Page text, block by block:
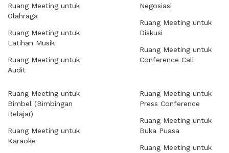
Ruang Meeting untuk
Olahraga
Ruang Meeting untuk
Latihan Musik
Ruang Meeting untuk
Audit
Negosiasi
Ruang Meeting untuk
Diskusi
Ruang Meeting untuk
Conference Call
Ruang Meeting untuk
Bimbel (Bimbingan
Belajar)
Ruang Meeting untuk
Karaoke
Ruang Meeting untuk
Press Conference
Ruang Meeting untuk
Buka Puasa
Ruang Meeting untuk